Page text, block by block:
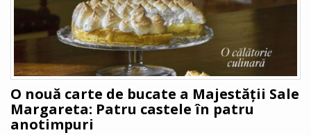
O nouă carte de bucate a Majestății Sale
Margareta: Patru castele în patru
anotimpuri